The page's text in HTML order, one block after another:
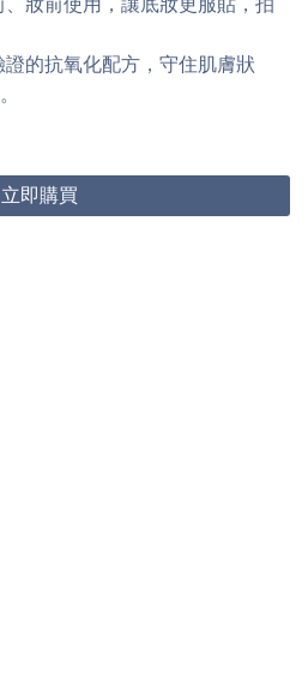
妝前使用，讓底妝更服貼，拍
的抗氧化配方，守住肌膚狀
立即購買